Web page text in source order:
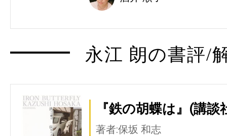
永江 朗の書評/
『鉄の胡蝶は』(講談
著者:保坂 和志